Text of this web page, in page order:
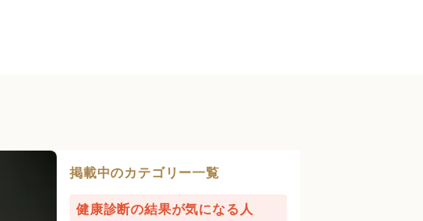
掲載中のカテゴリー一覧
健康診断の結果が気になる人